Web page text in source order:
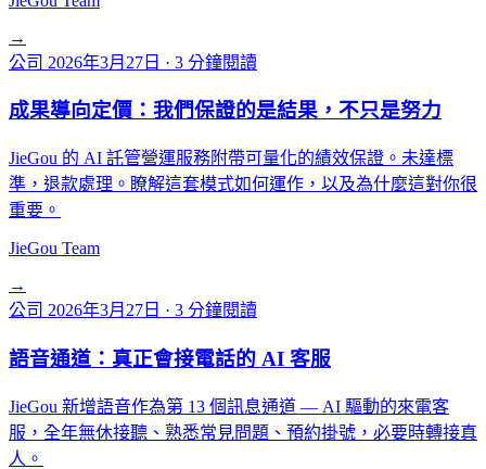
→
公司 2026年3月27日 · 3 分鐘閱讀
成果導向定價：我們保證的是結果，不只是努力
JieGou 的 AI 託管營運服務附帶可量化的績效保證。未達標
準，退款處理。瞭解這套模式如何運作，以及為什麼這對你很
重要。
JieGou Team
→
公司 2026年3月27日 · 3 分鐘閱讀
語音通道：真正會接電話的 AI 客服
JieGou 新增語音作為第 13 個訊息通道 — AI 驅動的來電客
服，全年無休接聽、熟悉常見問題、預約掛號，必要時轉接真
人。